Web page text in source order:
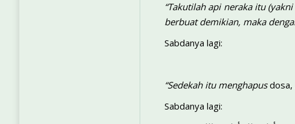
“Takutilah api neraka itu
berbuat demikian, maka
Sabdanya lagi:
“Sedekah itu menghapusdosa,
Sabdanya lagi: